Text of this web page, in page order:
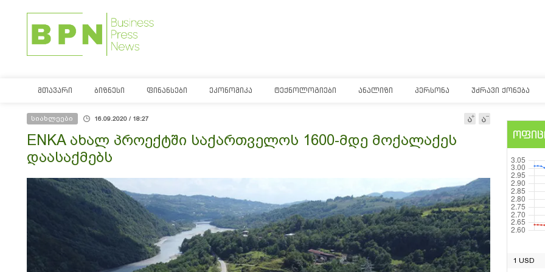
ᲛᲗᲐᲕᲐᲠᲘ ᲑᲘᲖᲜᲔᲡᲘ ᲤᲘᲜᲐᲜᲡᲔᲑᲘ ᲔᲙᲝᲜᲝᲛᲘᲙᲐ ᲢᲔᲥᲜᲝᲚᲝᲒᲘᲔᲑᲘ ᲐᲜᲐᲚᲘᲖᲘ ᲞᲔᲠᲡᲝᲜᲐ ᲣᲫᲠᲐᲕᲘ ᲥᲝᲜᲔᲑᲐ
სიახლეები 16.09.2020 / 18:27
ENKA ახალ პროექტში საქართველოს 1600-მდე მოქალაქეს
დაასაქმებს
1 USD